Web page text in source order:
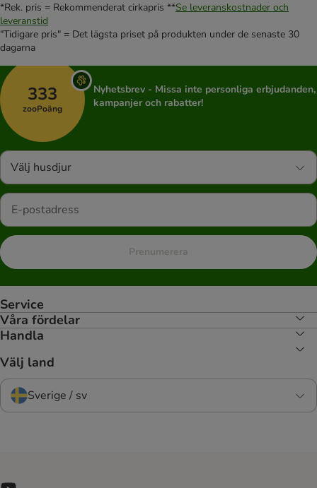
*Rek. pris = Rekommenderat cirkapris **Se leveranskostnader och
leveranstid
"Tidigare pris" = Det lägsta priset på produkten under de senaste 30
dagarna
333
zooPoäng
Nyhetsbrev - Missa inte personliga erbjudanden,
kampanjer och rabatter!
Välj husdjur
Prenumerera
Service
Våra fördelar
Handla
Välj land
Sverige / sv